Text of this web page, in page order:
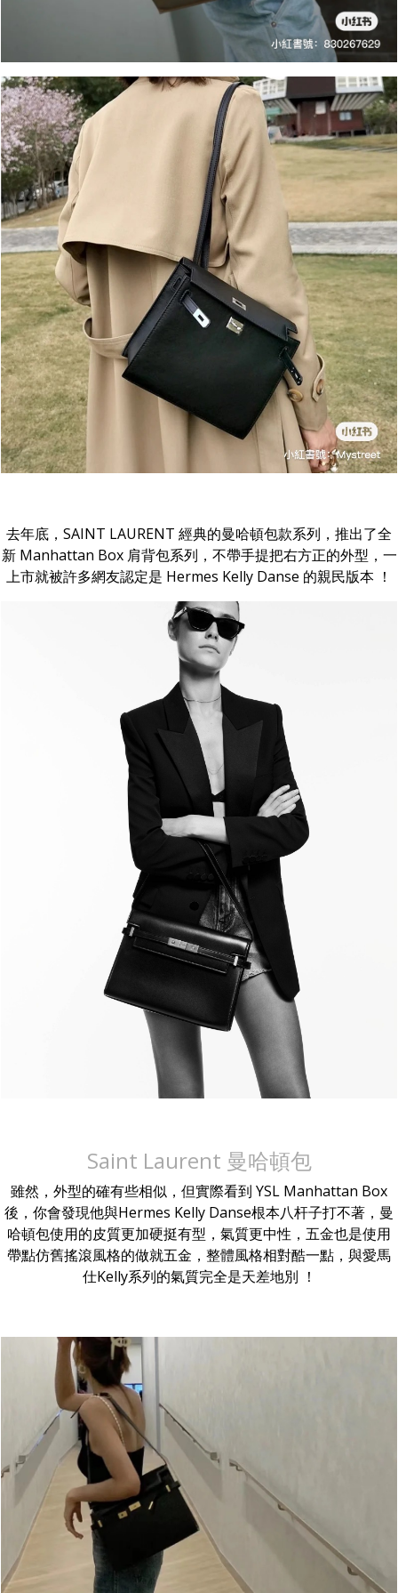
去年底，SAINT LAURENT 經典的曼哈頓包款系列，推出了全
新 Manhattan Box 肩背包系列，不帶手提把右方正的外型，一
上市就被許多網友認定是 Hermes Kelly Danse 的親民版本 ！
Saint Laurent 曼哈頓包
雖然，外型的確有些相似，但實際看到 YSL Manhattan Box
後，你會發現他與Hermes Kelly Danse根本八杆子打不著，曼
哈頓包使用的皮質更加硬挺有型，氣質更中性，五金也是使用
帶點仿舊搖滾風格的做就五金，整體風格相對酷一點，與愛馬
仕Kelly系列的氣質完全是天差地別 ！